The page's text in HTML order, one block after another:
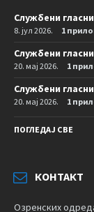
Службени
8. јул 2026. 1
Службени
20. мај 2026. 1
Службени
20. мај 2026. 1
ПОГЛЕДАЈ СВЕ
КОНТАКТ
Озренских